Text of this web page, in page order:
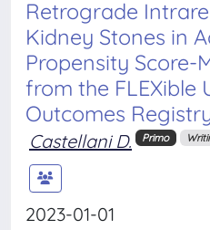
Retrograde
Kidney Stones in
Propensity Score-
from the FLEXible
Outcomes
Castellani D. Primo
2023-01-01